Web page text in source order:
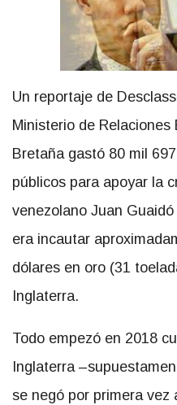
Un reportaje de
Ministerio de Relaciones
Bretaña gastó 80 mil
públicos para apoyar la
venezolano Juan
era incautar
dólares en oro (31
Inglaterra.
Todo empezó en 2018
Inglaterra
se negó por primera vez